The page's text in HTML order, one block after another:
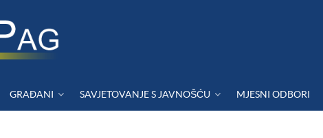
GRAĐANI SAVJETOVANJE S JAVNOŠĆU MJESNI ODBORI